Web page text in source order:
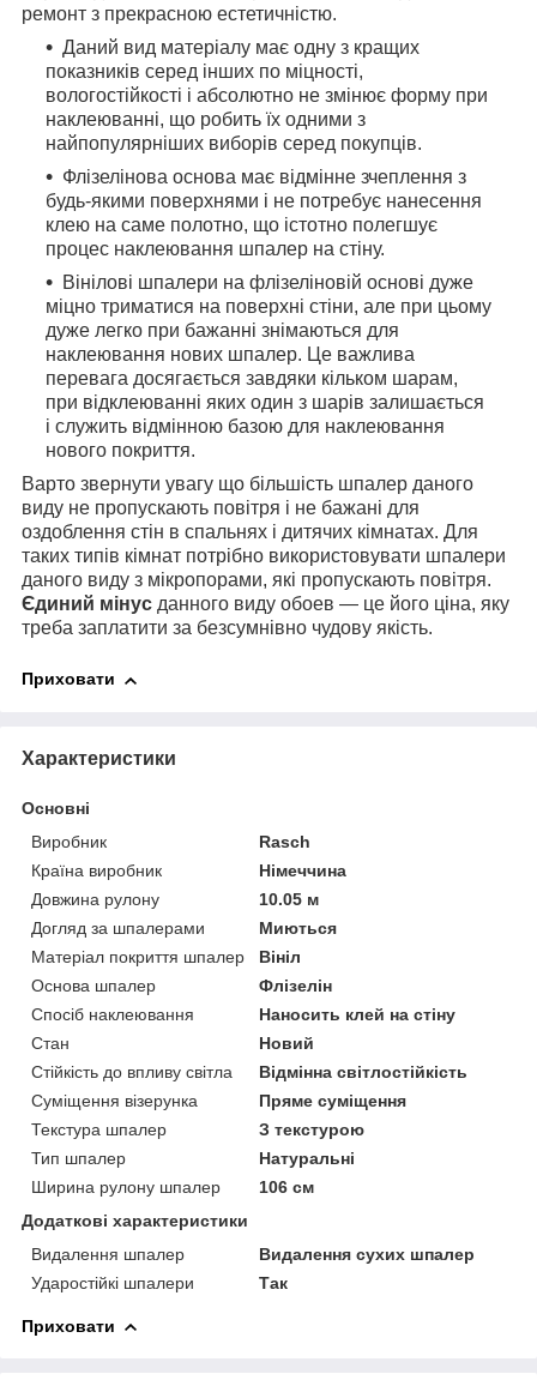
ремонт з прекрасною естетичністю.
Даний вид матеріалу має одну з кращих
показників серед інших по міцності,
вологостійкості і абсолютно не змінює форму при
наклеюванні, що робить їх одними з
найпопулярніших виборів серед покупців.
Флізелінова основа має відмінне зчеплення з
будь-якими поверхнями і не потребує нанесення
клею на саме полотно, що істотно полегшує
процес наклеювання шпалер на стіну.
Вінілові шпалери на флізеліновій основі дуже
міцно триматися на поверхні стіни, але при цьому
дуже легко при бажанні знімаються для
наклеювання нових шпалер. Це важлива
перевага досягається завдяки кільком шарам,
при відклеюванні яких один з шарів залишається
і служить відмінною базою для наклеювання
нового покриття.
Варто звернути увагу що більшість шпалер даного
виду не пропускають повітря і не бажані для
оздоблення стін в спальнях і дитячих кімнатах. Для
таких типів кімнат потрібно використовувати шпалери
даного виду з мікропорами, які пропускають повітря.
Єдиний мінус данного виду обоев — це його ціна, яку
треба заплатити за безсумнівно чудову якість.
Приховати
Характеристики
Основні
Виробник
Rasch
Країна виробник
Німеччина
Довжина рулону
10.05 м
Догляд за шпалерами
Миються
Матеріал покриття шпалер
Вініл
Основа шпалер
Флізелін
Спосіб наклеювання
Наносить клей на стіну
Стан
Новий
Стійкість до впливу світла
Відмінна світлостійкість
Суміщення візерунка
Пряме суміщення
Текстура шпалер
З текстурою
Тип шпалер
Натуральні
Ширина рулону шпалер
106 см
Додаткові характеристики
Видалення шпалер
Видалення сухих шпалер
Ударостійкі шпалери
Так
Приховати